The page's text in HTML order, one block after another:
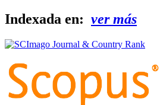
Indexada en: ver más